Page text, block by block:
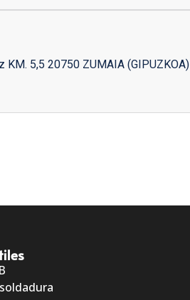
KM. 5,5 20750 ZUMAIA (GIPUZKOA)